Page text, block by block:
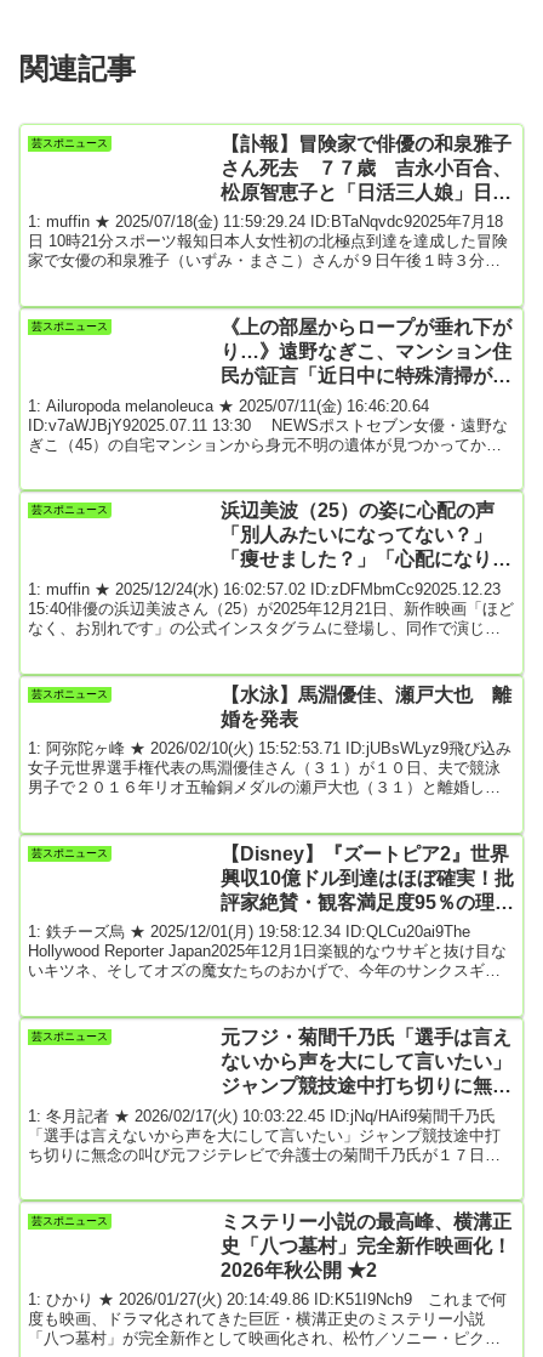
関連記事
芸スポニュース
【訃報】冒険家で俳優の和泉雅子
さん死去 ７７歳 吉永小百合、
松原智恵子と「日活三人娘」日本
人女性初の北極点到達
1: muffin ★ 2025/07/18(金) 11:59:29.24 ID:BTaNqvdc92025年7月18
日 10時21分スポーツ報知日本人女性初の北極点到達を達成した冒険
家で女優の和泉雅子（いずみ・まさこ）さんが９日午後１時３分、
ーサー・水の江滝子さんにスカウトされて１９６１年に日活入り。
多くの青春映画に出演し、吉永小百合、松原智恵子と「日活三人
芸スポニュース
《上の部屋からロープが垂れ下が
り…》遠野なぎこ、マンション住
民が証言「近日中に特殊清掃が入
る」1週間経つも身元が発表され
ない理由
1: Ailuropoda melanoleuca ★ 2025/07/11(金) 16:46:20.64
ID:v7aWJBjY92025.07.11 13:30 NEWSポストセブン女優・遠野な
ぎこ（45）の自宅マンションから身元不明の遺体が見つかってから1
したところ、部屋の中で遺体が発見されたとのことです。部屋には
エアコンがついておらず昼間は40℃近くに達していたとみら...
芸スポニュース
浜辺美波（25）の姿に心配の声
「別人みたいになってない？」
「痩せました？」「心配になりま
す」
1: muffin ★ 2025/12/24(水) 16:02:57.02 ID:zDFMbmCc92025.12.23
15:40俳優の浜辺美波さん（25）が2025年12月21日、新作映画「ほど
なく、お別れです」の公式インスタグラムに登場し、同作で演じた
日公開の「ほどなく、お別れです」の主演を務めている。葬儀会社
に就職したばかりの新人葬祭プランナー・清水美空役を演じた。...
芸スポニュース
【水泳】馬淵優佳、瀬戸大也 離
婚を発表
1: 阿弥陀ヶ峰 ★ 2026/02/10(火) 15:52:53.71 ID:jUBsWLyz9飛び込み
女子元世界選手権代表の馬淵優佳さん（３１）が１０日、夫で競泳
男子で２０１６年リオ五輪銅メダルの瀬戸大也（３１）と離婚した
１０月に瀬戸の不倫が報じられ、日本水泳連盟から活動停止処分を
受けた。その後も離婚には至らず、翌２１年の東京五輪では馬淵さ
んが瀬戸を応援する姿も報じられた。...
芸スポニュース
【Disney】『ズートピア2』世界
興収10億ドル到達はほぼ確実！批
評家絶賛・観客満足度95％の理由
とは
1: 鉄チーズ烏 ★ 2025/12/01(月) 19:58:12.34 ID:QLCu20ai9The
Hollywood Reporter Japan2025年12月1日楽観的なウサギと抜け目な
いキツネ、そしてオズの魔女たちのおかげで、今年のサンクスギビ
が送り出した批評家・観客双方から高い評価を得ている『ズートピ
ア2』は、北米で5日間興収1億5,600万ドル（約243億7...
芸スポニュース
元フジ・菊間千乃氏「選手は言え
ないから声を大にして言いたい」
ジャンプ競技途中打ち切りに無念
の叫び
1: 冬月記者 ★ 2026/02/17(火) 10:03:22.45 ID:jNq/HAif9菊間千乃氏
「選手は言えないから声を大にして言いたい」ジャンプ競技途中打
ち切りに無念の叫び元フジテレビで弁護士の菊間千乃氏が１７日、
途中打ち切りとなったことに「選手は言えないから声を大にしてい
いたいが、悔しい」と訴えた。３回目の２人目の競技に入ったとこ
ろで大雪となり、中断。その後打ち切...
芸スポニュース
ミステリー小説の最高峰、横溝正
史「八つ墓村」完全新作映画化！
2026年秋公開 ★2
1: ひかり ★ 2026/01/27(火) 20:14:49.86 ID:K51I9Nch9 これまで何
度も映画、ドラマ化されてきた巨匠・横溝正史のミステリー小説
「八つ墓村」が完全新作として映画化され、松竹／ソニー・ピクチ